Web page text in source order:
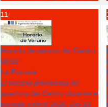
11
Horario de verano del Centro
08:00
La Escuela
El horario provisional de
apertura del Centro durante el
periodo estival 2026: Del 15